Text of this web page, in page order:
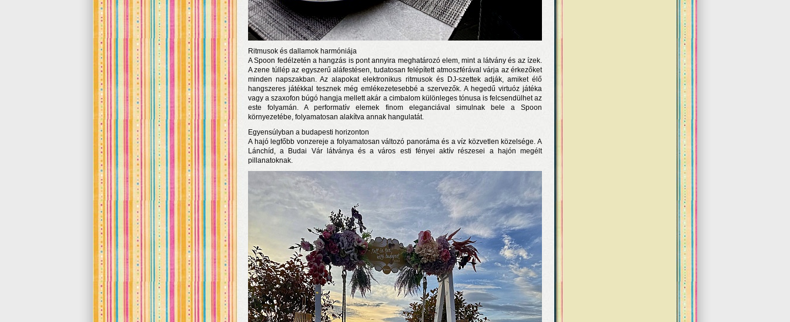
Ritmusok és dallamok harmóniája
A Spoon fedélzetén a hangzás is pont annyira meghatározó elem, mint a látvány és az ízek.
A zene túllép az egyszerű aláfestésen, tudatosan felépített atmoszférával várja az érkezőket
minden napszakban. Az alapokat elektronikus ritmusok és DJ-szettek adják, amiket élő
hangszeres játékkal tesznek még emlékezetesebbé a szervezők. A hegedű virtuóz játéka
vagy a szaxofon búgó hangja mellett akár a cimbalom különleges tónusa is felcsendülhet az
este folyamán. A performatív elemek finom eleganciával simulnak bele a Spoon
környezetébe, folyamatosan alakítva annak hangulatát.
Egyensúlyban a budapesti horizonton
A hajó legfőbb vonzereje a folyamatosan változó panoráma és a víz közvetlen közelsége. A
Lánchíd, a Budai Vár látványa és a város esti fényei aktív részesei a hajón megélt
pillanatoknak.